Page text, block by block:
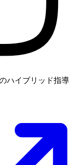
ハイブリッド指導